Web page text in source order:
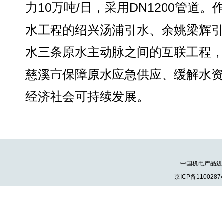
力10万吨/日，采用DN1200管道。
水工程的绍兴汤浦引水、余姚梁辉
水三条原水主动脉之间的互联工程
慈溪市保障原水应急供应、缓解水
经济社会可持续发展。
中国机电产品
京ICP备